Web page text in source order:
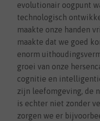
evolutionair oogpunt
technologisch
maakte onze handen
maakte dat we goed
enorm
groei van onze
cognitie en
zijn leefomgeving, de
is echter niet zonder
zorgen we er